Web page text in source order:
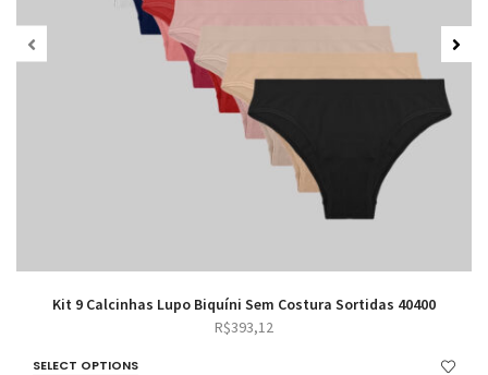
Kit 9 Calcinhas Lupo Biquíni Sem Costura Sortidas 40400
R$393,12
SELECT OPTIONS